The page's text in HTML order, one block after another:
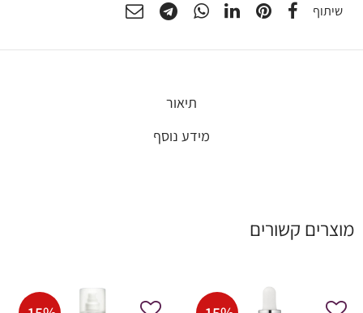
שיתוף
תיאור
מידע נוסף
מוצרים קשורים